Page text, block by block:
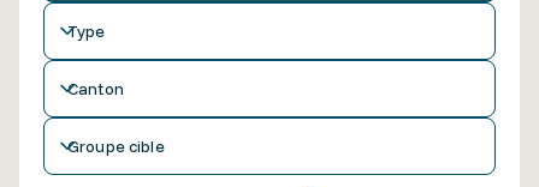
Type
Canton
Groupe cible